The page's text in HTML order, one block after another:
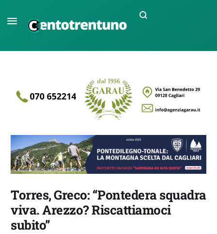
Torres, Greco: “Pontedera squadra
viva. Arezzo? Riscattiamoci
subito”